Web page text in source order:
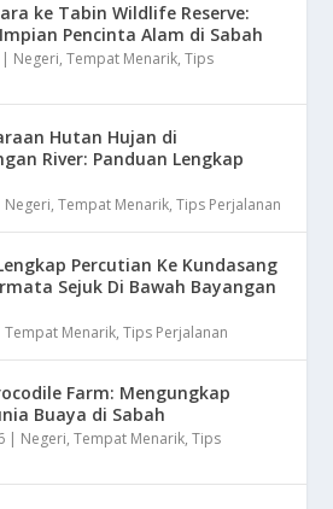
ke Tabin Wildlife Reserve:
Pencinta Alam di Sabah
| Negeri,Tempat Menarik,Tips
Hutan Hujan di
River: Panduan Lengkap
Negeri,Tempat Menarik,Tips Perjalanan
Percutian Ke Kundasang
Sejuk Di Bawah Bayangan
Tempat Menarik,Tips Perjalanan
Farm: Mengungkap
Buaya di Sabah
| Negeri,Tempat Menarik,Tips